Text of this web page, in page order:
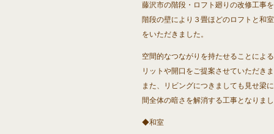
藤沢市の階段・ロフト廻りの改修工事
階段の壁により３畳ほどのロフトと和
をいただきました。
空間的なつながりを持たせることによ
リットや開口をご提案させていただき
また、リビングにつきましても見せ梁
間全体の暗さを解消する工事となりま
◆和室